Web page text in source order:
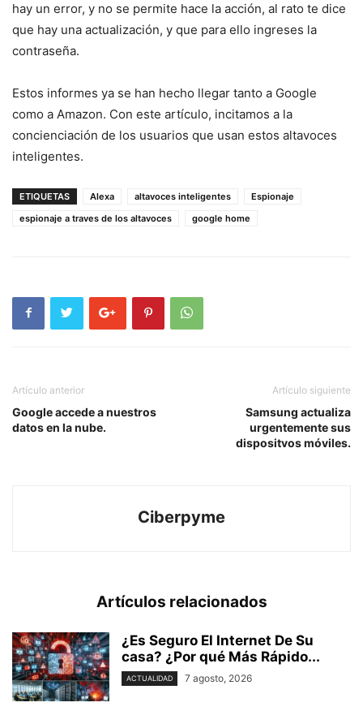
hay un error, y no se permite hace la acción, al rato te dice
que hay una actualización, y que para ello ingreses la
contraseña.
Estos informes ya se han hecho llegar tanto a Google
como a Amazon. Con este artículo, incitamos a la
concienciación de los usuarios que usan estos altavoces
inteligentes.
ETIQUETAS Alexa altavoces inteligentes
Espionaje
espionaje a traves de los altavoces
google home
Artículo anterior
Google accede a nuestros
datos en la nube.
Artículo siguiente
Samsung actualiza
urgentemente sus
dispositvos móviles.
Ciberpyme
Artículos relacionados
¿Es Seguro El Internet De Su
casa? ⁢¿Por qué Más Rápido...
ACTUALIDAD 7 agosto, 2026